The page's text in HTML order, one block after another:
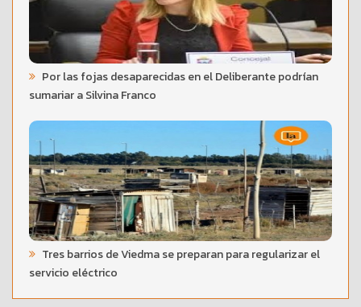
Por las fojas desaparecidas en el Deliberante podrían
sumariar a Silvina Franco
Tres barrios de Viedma se preparan para regularizar el
servicio eléctrico